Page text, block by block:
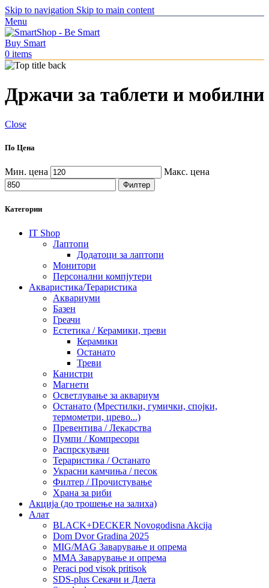
Skip to navigation Skip to main content
Menu
0 items
Држачи за таблети и мобилни
Close
По Цена
Мин. цена Макс. цена
Филтер
Категории
IT Shop
Лаптопи
Додатоци за лаптопи
Монитори
Персонални компјутери
Акваристика/Тераристика
Аквариуми
Базен
Греачи
Естетика / Керамики, треви
Керамики
Останато
Треви
Канистри
Магнети
Осветлување за аквариум
Останато (Мрестилки, гумички, спојки,
термометри, црево...)
Превентива / Лекарства
Пумпи / Компресори
Распрскувачи
Тераристика / Останато
Украсни камчиња / песок
Филтер / Прочистување
Храна за риби
Акција (до трошење на залиха)
Алат
BLACK+DECKER Novogodisna Akcija
Dom Dvor Gradina 2025
MIG/MAG Заварување и опрема
MMA Заварување и опрема
Peraci pod visok pritisok
SDS-plus Секачи и Длета